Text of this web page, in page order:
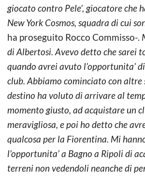
giocato contro Pele’, giocatore che
New York Cosmos, squadra di cui
ha proseguito Rocco Commisso-.
di Albertosi. Avevo detto che sarei
quando avrei avuto l’opportunita’
club. Abbiamo cominciato con altre
destino ha voluto di arrivare al
momento giusto, ad acquistare un
meravigliosa, e poi ho detto che
qualcosa per la Fiorentina. Mi
l’opportunita’ a Bagno a Ripoli di
terreni non vedendoli neanche di